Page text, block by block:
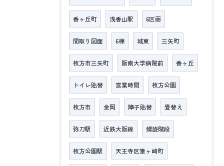
香ヶ丘町 浅香山駅 6区画
間取り図面 6棟 城東 三矢町
枚方市三矢町 阪南大学病院前 香ヶ丘
トイレ貼替 営業時間 枚方公園
枚方市 金岡 障子貼替 畳替え
弥刀駅 近鉄大阪線 螺旋階段
枚方公園駅 天王寺区筆ヶ崎町